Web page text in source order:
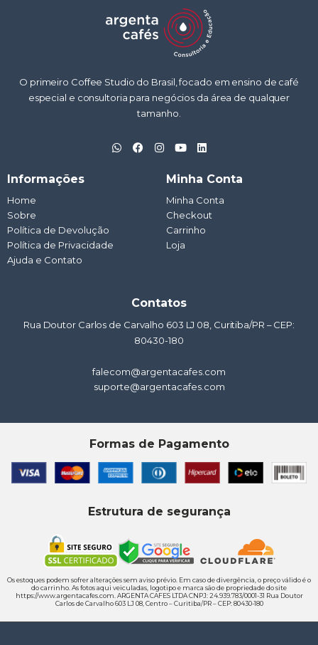
O primeiro Coffee Studio do Brasil, focado em ensino de café
especial e consultoria para negócios da área de qualquer
tamanho.
W
h
F
a
I
n
m
Y
o
t
u
b
e
L
i
k
e
d
i
n
Informações
Home
Sobre
Política de Devolução
Política de Privacidade
Ajuda e Contato
Minha Conta
Minha Conta
Checkout
Carrinho
Loja
Contatos
Rua Doutor Carlos de Carvalho 603 LJ 08, Curitiba/PR – CEP:
80430-180
falecom@argentacafes.com
suporte@argentacafes.com
Formas de Pagamento
Estrutura de segurança
Os estoques podem sofrer alterações sem aviso prévio. Em caso de divergência, o preço válido é o
do carrinho. As fotos aqui veiculadas, logotipo e marca são de propriedade do site
https://www.argentacafes.com. ARGENTA CAFES LTDA CNPJ: 24.939.783/0001-31 Rua Doutor
Carlos de Carvalho 603 LJ 08, Centro – Curitiba/PR – CEP: 80430-180